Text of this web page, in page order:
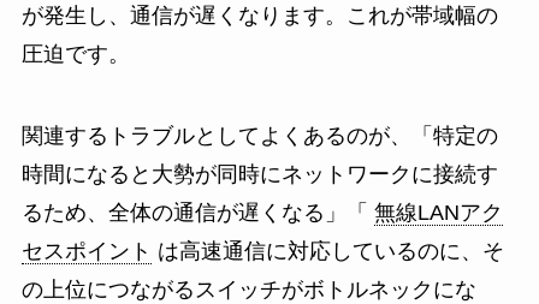
が発生し、通信が遅くなります。これが帯域幅の
圧迫です。
関連するトラブルとしてよくあるのが、「特定の
時間になると大勢が同時にネットワークに接続す
るため、全体の通信が遅くなる」「 無線LANアク
セスポイント は高速通信に対応しているのに、そ
の上位につながるスイッチがボトルネックにな